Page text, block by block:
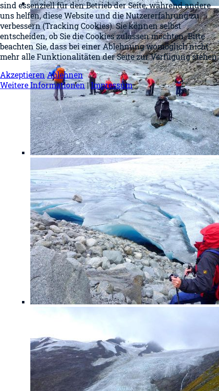
sind essenziell für den Betrieb der Seite, während andere
uns helfen, diese Website und die Nutzererfahrung zu
verbessern (Tracking Cookies). Sie können selbst
entscheiden, ob Sie die Cookies zulassen möchten. Bitte
beachten Sie, dass bei einer Ablehnung womöglich nicht
mehr alle Funktionalitäten der Seite zur Verfügung stehen.
AkzeptierenAblehnen
Weitere Informationen|Impressum